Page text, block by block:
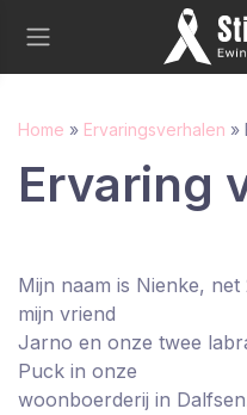
Home » Ervaringsverhalen »
Ervaring
Mijn naam is Nienke,
mijn vriend
Jarno en onze twee
Puck in onze
woonboerderij in